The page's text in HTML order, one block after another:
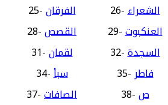
25-الفرقان 26-الشعراء
28-القصص 29-العنكبوت
31-لقمان 32-السجدة
34-سبأ 35-فاطر
37-الصافات 38-ص